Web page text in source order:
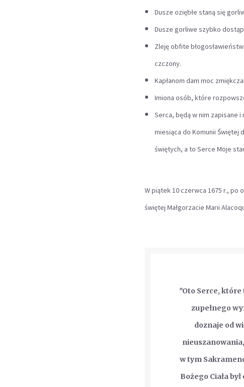
Dusze oziębłe staną się
Dusze gorliwe szybko
Zleję obfite
czczony.
Kapłanom dam moc
Imiona osób, które
Serca, będą w nim zapisane
miesiąca do Komunii Świętej
świętych, a to Serce Moje
W piątek 10 czerwca 1675 r., po
świętej Małgorzacie Marii
"Oto Serce, które
zupełnego
doznaje od
w tym
Bożego Ciała